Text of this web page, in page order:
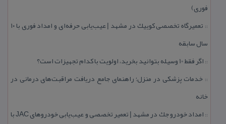
فوری)
::
تعمیرگاه تخصصی كوییك در مشهد | عیب‌یابی حرفه‌ای و امداد فوری با ۱۰
سال سابقه
:: اگر فقط 10 وسیله بتوانید بخرید، اولویت با كدام تجهیزات است؟
:: خدمات پزشكی در منزل؛ راهنمای جامع دریافت مراقبت‌های درمانی در
خانه
::
امداد خودرو جك در مشهد | تعمیر تخصصی و عیب‌یابی خودروهای JAC با